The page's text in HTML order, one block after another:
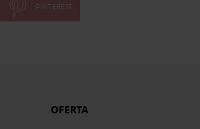
PINTEREST
OFERTA